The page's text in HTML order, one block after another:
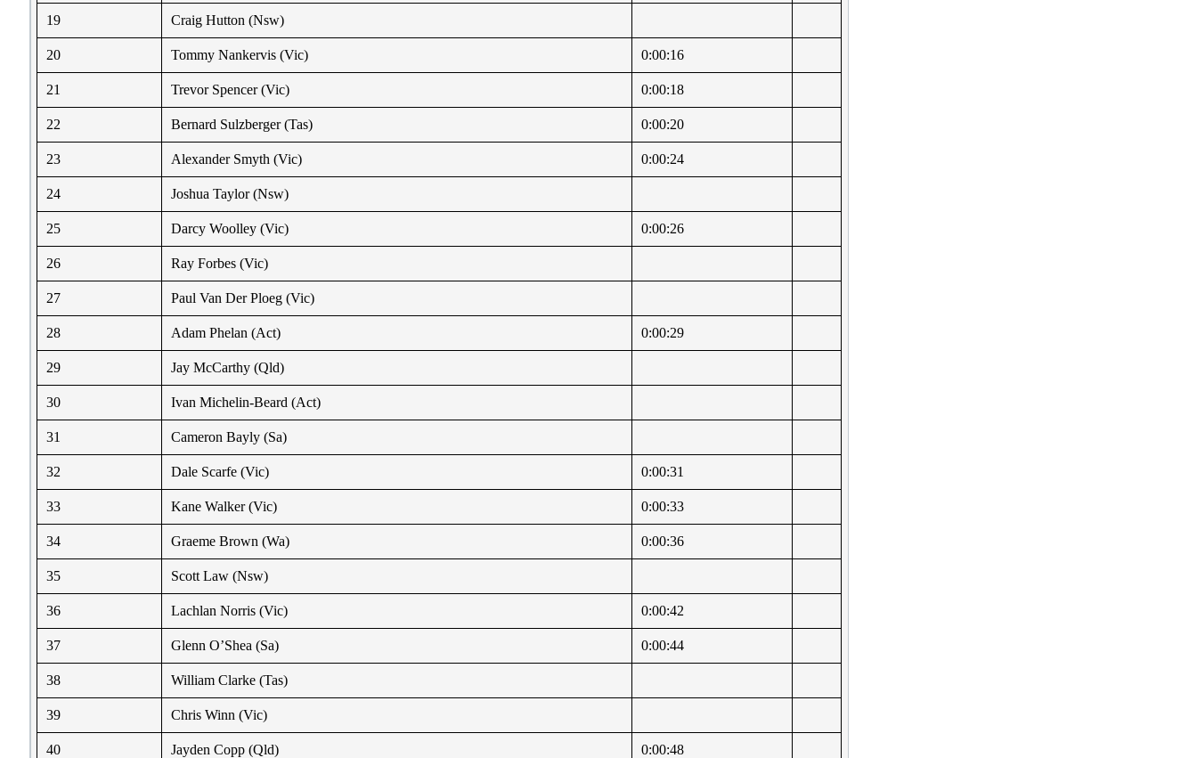
19 Craig Hutton (Nsw)
20 Tommy Nankervis (Vic) 0:00:16
21 Trevor Spencer (Vic) 0:00:18
22 Bernard Sulzberger (Tas) 0:00:20
23 Alexander Smyth (Vic) 0:00:24
24 Joshua Taylor (Nsw)
25 Darcy Woolley (Vic) 0:00:26
26 Ray Forbes (Vic)
27 Paul Van Der Ploeg (Vic)
28 Adam Phelan (Act) 0:00:29
29 Jay McCarthy (Qld)
30 Ivan Michelin-Beard (Act)
31 Cameron Bayly (Sa)
32 Dale Scarfe (Vic) 0:00:31
33 Kane Walker (Vic) 0:00:33
34 Graeme Brown (Wa) 0:00:36
35 Scott Law (Nsw)
36 Lachlan Norris (Vic) 0:00:42
37 Glenn O’Shea (Sa) 0:00:44
38 William Clarke (Tas)
39 Chris Winn (Vic)
40 Jayden Copp (Qld) 0:00:48